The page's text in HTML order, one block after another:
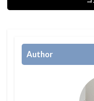
Author